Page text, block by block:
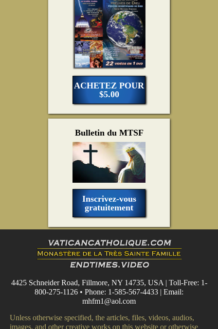
ACHETEZ POUR
$5.00
Bulletin du MTSF
Inscrivez-vous
gratuitement
4425 Schneider Road, Fillmore, NY 14735, USA | Toll-Free: 1-
800-275-1126 • Phone: 1-585-567-4433 | Email:
mhfm1@aol.com
Unless otherwise specified, the articles, files, videos, audios,
images, and other creative works on this website or otherwise